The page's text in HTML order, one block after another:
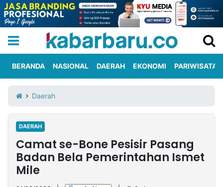
Iklan
Berita
Kami
Nasional
International
Olahraga
Entertainment
Daerah
Pariwisata
Kuliner
Kolom
BERANDA NASIONAL DAERAH EKONOMI PARIWISATA
Daerah
DAERAH
Camat se-Bone Pesisir Pasang
Badan Bela Pemerintahan Ismet
Mile